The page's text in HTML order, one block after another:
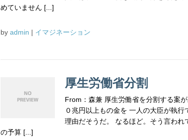
めていません [...]
by admin | イマジネーション
厚生労働省分割
From：森兼 厚生労働省を分割する案
０兆円以上もの金を 一人の大臣が執
理由だそうだ。 なるほど。そう言われ
の予算 [...]